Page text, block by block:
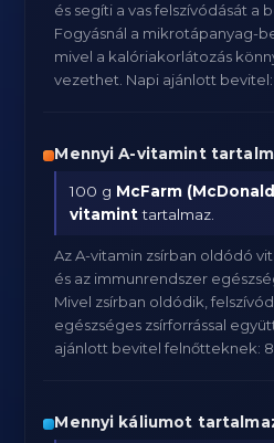
és segíti a vas felszívódását a
Fogyásnál a mikrotápanyag-
mivel a kalóriakorlátozás
vezethet. Napi ajánlott bevitel:
Mennyi A-vitamint
100 g McFarm
vitaminttartalmaz.
Az A-vitamin zsírban oldódó
és az immunrendszer
Mivel zsírban oldódik,
egészséges zsírforrással
ajánlott bevitel felnőtteknek:
Mennyi káliumot